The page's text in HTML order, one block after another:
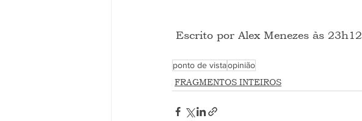
Escrito por Alex Menezes às 23h12
ponto de vistaopinião
FRAGMENTOS INTEIROS